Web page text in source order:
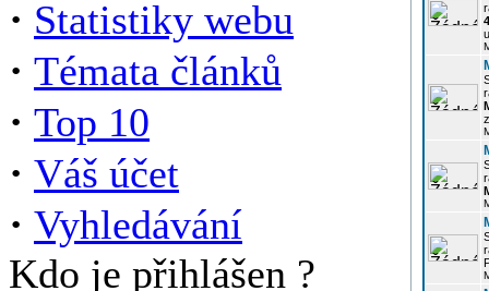
· Statistiky webu
· Témata článků
· Top 10
· Váš účet
· Vyhledávání
Kdo je přihlášen ?